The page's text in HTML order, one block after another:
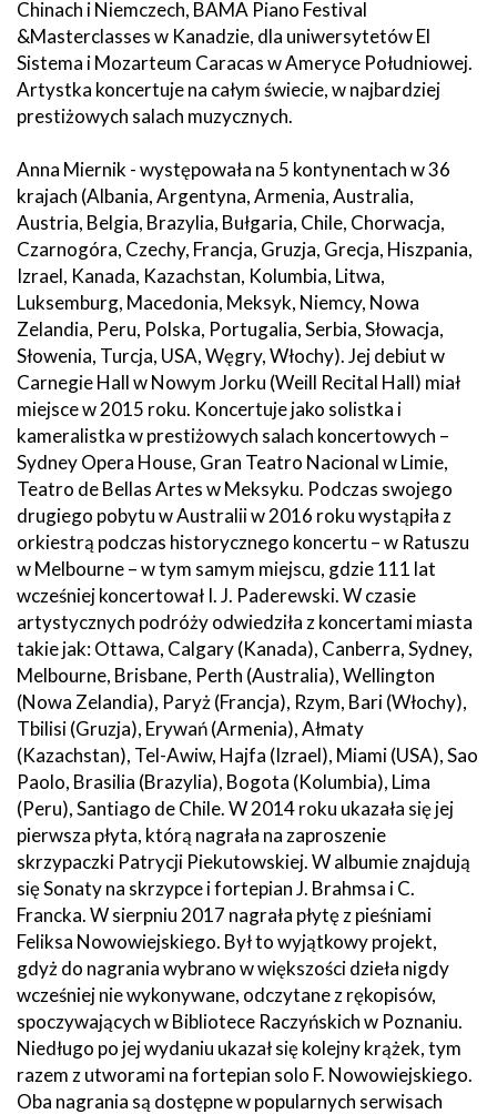
Chinach i Niemczech, BAMA Piano Festival
&Masterclasses w Kanadzie, dla uniwersytetów El
Sistema i Mozarteum Caracas w Ameryce Południowej.
Artystka koncertuje na całym świecie, w najbardziej
prestiżowych salach muzycznych.
Anna Miernik - występowała na 5 kontynentach w 36
krajach (Albania, Argentyna, Armenia, Australia,
Austria, Belgia, Brazylia, Bułgaria, Chile, Chorwacja,
Czarnogóra, Czechy, Francja, Gruzja, Grecja, Hiszpania,
Izrael, Kanada, Kazachstan, Kolumbia, Litwa,
Luksemburg, Macedonia, Meksyk, Niemcy, Nowa
Zelandia, Peru, Polska, Portugalia, Serbia, Słowacja,
Słowenia, Turcja, USA, Węgry, Włochy). Jej debiut w
Carnegie Hall w Nowym Jorku (Weill Recital Hall) miał
miejsce w 2015 roku. Koncertuje jako solistka i
kameralistka w prestiżowych salach koncertowych –
Sydney Opera House, Gran Teatro Nacional w Limie,
Teatro de Bellas Artes w Meksyku. Podczas swojego
drugiego pobytu w Australii w 2016 roku wystąpiła z
orkiestrą podczas historycznego koncertu – w Ratuszu
w Melbourne – w tym samym miejscu, gdzie 111 lat
wcześniej koncertował I. J. Paderewski. W czasie
artystycznych podróży odwiedziła z koncertami miasta
takie jak: Ottawa, Calgary (Kanada), Canberra, Sydney,
Melbourne, Brisbane, Perth (Australia), Wellington
(Nowa Zelandia), Paryż (Francja), Rzym, Bari (Włochy),
Tbilisi (Gruzja), Erywań (Armenia), Ałmaty
(Kazachstan), Tel-Awiw, Hajfa (Izrael), Miami (USA), Sao
Paolo, Brasilia (Brazylia), Bogota (Kolumbia), Lima
(Peru), Santiago de Chile. W 2014 roku ukazała się jej
pierwsza płyta, którą nagrała na zaproszenie
skrzypaczki Patrycji Piekutowskiej. W albumie znajdują
się Sonaty na skrzypce i fortepian J. Brahmsa i C.
Francka. W sierpniu 2017 nagrała płytę z pieśniami
Feliksa Nowowiejskiego. Był to wyjątkowy projekt,
gdyż do nagrania wybrano w większości dzieła nigdy
wcześniej nie wykonywane, odczytane z rękopisów,
spoczywających w Bibliotece Raczyńskich w Poznaniu.
Niedługo po jej wydaniu ukazał się kolejny krążek, tym
razem z utworami na fortepian solo F. Nowowiejskiego.
Oba nagrania są dostępne w popularnych serwisach